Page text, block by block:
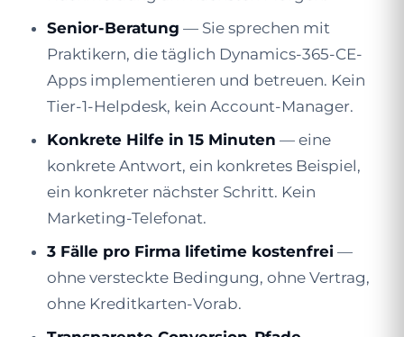
Senior-Beratung — Sie sprechen mit
Praktikern, die täglich Dynamics-365-CE-
Apps implementieren und betreuen. Kein
Tier-1-Helpdesk, kein Account-Manager.
Konkrete Hilfe in 15 Minuten — eine
konkrete Antwort, ein konkretes Beispiel,
ein konkreter nächster Schritt. Kein
Marketing-Telefonat.
3 Fälle pro Firma lifetime kostenfrei —
ohne versteckte Bedingung, ohne Vertrag,
ohne Kreditkarten-Vorab.